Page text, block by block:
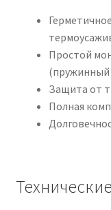
Простой
(пружинный
Защита от
Полная